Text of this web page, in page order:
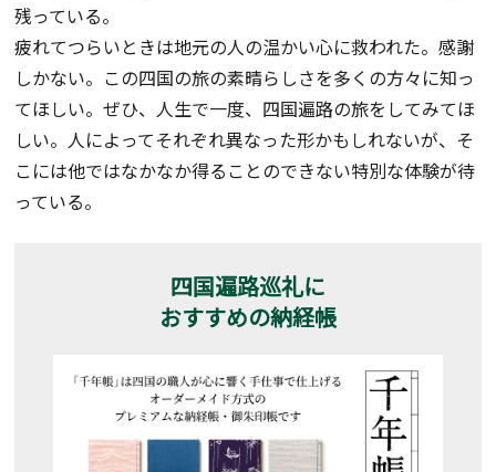
残っている。
疲れてつらいときは地元の人の温かい心に救われた。感謝
しかない。この四国の旅の素晴らしさを多くの方々に知っ
てほしい。ぜひ、人生で一度、四国遍路の旅をしてみてほ
しい。人によってそれぞれ異なった形かもしれないが、そ
こには他ではなかなか得ることのできない特別な体験が待
っている。
四国遍路巡礼に
おすすめの納経帳